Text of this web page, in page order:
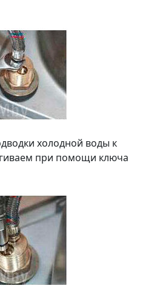
холодной воды к
при помощи ключа